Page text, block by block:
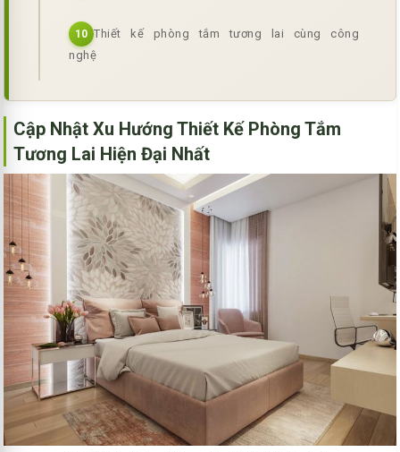
10 Thiết kế phòng tắm tương lai cùng công
nghệ
Cập Nhật Xu Hướng Thiết Kế Phòng Tắm
Tương Lai Hiện Đại Nhất